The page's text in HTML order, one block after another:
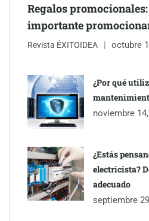
Regalos promocionales:
importante
Revista ÉXITOIDEA octubre
¿Por qué
noviembre
¿Estás
electricista?
adecuado
septiembre